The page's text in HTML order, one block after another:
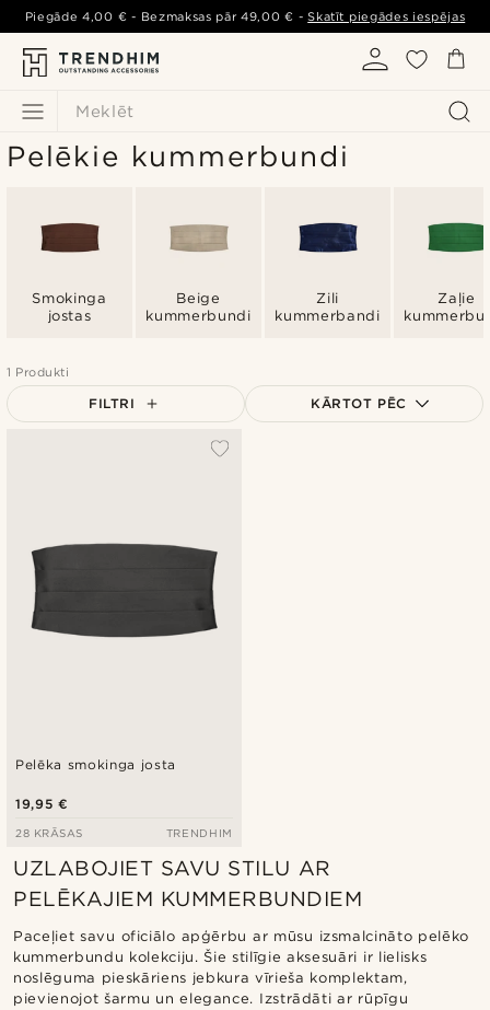
Meklēt
Piegāde4,00 € - Bezmaksas pār49,00 € -Skatīt piegādes iespējas
Pelēkie kummerbundi
Smokinga
jostas
Beige
kummerbundi
Zili
kummerbandi
Zaļie
1 Produkti
FILTRI KĀRTOT PĒC
Pelēka smokinga josta
19,95 €
28 KRĀSAS TRENDHIM
UZLABOJIET SAVU STILU AR
PELĒKAJIEM KUMMERBUNDIEM
Paceļiet savu oficiālo apģērbu ar mūsu izsmalcināto pelēko
kummerbundu kolekciju. Šie stilīgie aksesuāri ir lielisks
noslēguma pieskāriens jebkura vīrieša komplektam,
pievienojot šarmu un elegance. Izstrādāti ar rūpīgu